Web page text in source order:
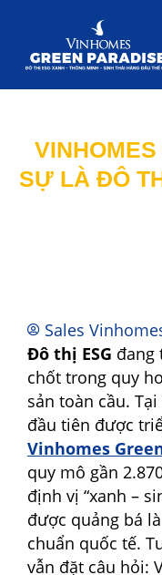
SỰ LÀ ĐÔ
Sales
Đô thị ESG đang
chốt trong quy
sản toàn cầu.
đầu tiên được
Vinhomes
quy mô gần
định vị “xanh –
được quảng bá
chuẩn quốc tế.
vẫn đặt câu hỏi: